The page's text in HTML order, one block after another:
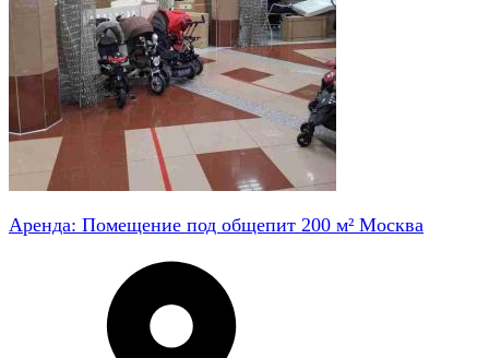
Аренда: Помещение под общепит 200 м² Москва